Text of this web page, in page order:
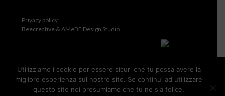
Privacy policy
Beecreative & AMeBE Design Studio
Utilizziamo i cookie per essere sicuri che tu possa avere la
migliore esperienza sul nostro sito. Se continui ad utilizzare
questo sito noi presumiamo che tu ne sia felice.